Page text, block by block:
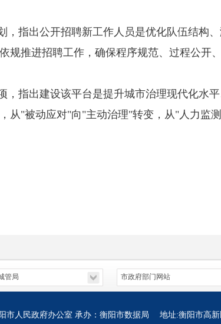
，指出公开招聘新工作人员是优化队伍结构
规推进招聘工作，确保程序规范、过程公开
，指出建设该平台是提升城市治理现代化水
从"被动应对"向"主动治理"转变，从"人力监
市人民政府办公室 承办：衡阳市数据局 地址:衡阳市高新